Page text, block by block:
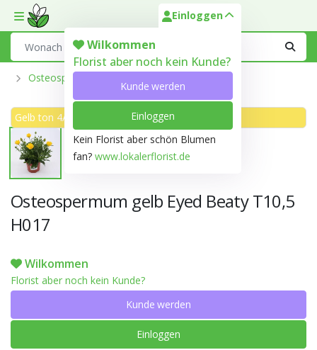
Toggle mobile menu
Einloggen
Wilkommen
Florist aber noch kein Kunde?
Kunde werden
Einloggen
Kein Florist aber schön Blumen
fan? www.lokalerflorist.de
Osteospermum
Gelb ton 4A
Osteospermum gelb Eyed Beaty T10,5
H017
Wilkommen
Florist aber noch kein Kunde?
Kunde werden
Einloggen